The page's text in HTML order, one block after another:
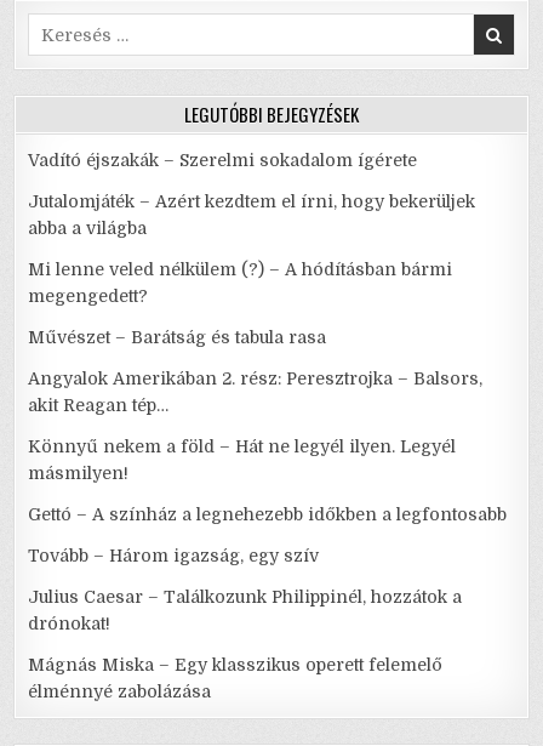
Search
for:
LEGUTÓBBI BEJEGYZÉSEK
Vadító éjszakák – Szerelmi sokadalom ígérete
Jutalomjáték – Azért kezdtem el írni, hogy bekerüljek
abba a világba
Mi lenne veled nélkülem (?) – A hódításban bármi
megengedett?
Művészet – Barátság és tabula rasa
Angyalok Amerikában 2. rész: Peresztrojka – Balsors,
akit Reagan tép…
Könnyű nekem a föld – Hát ne legyél ilyen. Legyél
másmilyen!
Gettó – A színház a legnehezebb időkben a legfontosabb
Tovább – Három igazság, egy szív
Julius Caesar – Találkozunk Philippinél, hozzátok a
drónokat!
Mágnás Miska – Egy klasszikus operett felemelő
élménnyé zabolázása